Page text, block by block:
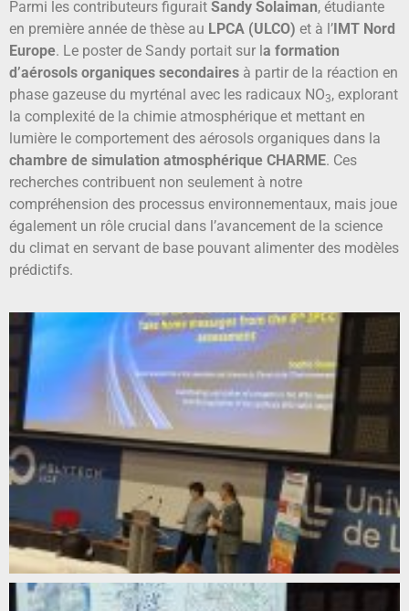
Parmi les contributeurs figurait Sandy Solaiman, étudiante
en première année de thèse au LPCA (ULCO) et à l’IMT Nord
Europe. Le poster de Sandy portait sur la formation
d’aérosols organiques secondaires à partir de la réaction en
phase gazeuse du myrténal avec les radicaux NO3, explorant
la complexité de la chimie atmosphérique et mettant en
lumière le comportement des aérosols organiques dans la
chambre de simulation atmosphérique CHARME. Ces
recherches contribuent non seulement à notre
compréhension des processus environnementaux, mais joue
également un rôle crucial dans l’avancement de la science
du climat en servant de base pouvant alimenter des modèles
prédictifs.